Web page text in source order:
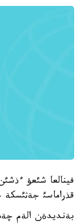
قذراماسئ جةثئسكة